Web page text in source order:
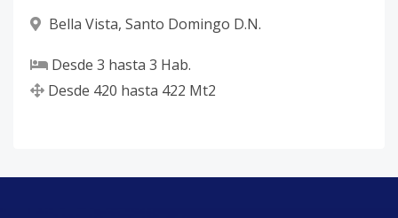
Bella Vista, Santo Domingo D.N.
Desde 3 hasta 3 Hab.
Desde 420 hasta 422 Mt2